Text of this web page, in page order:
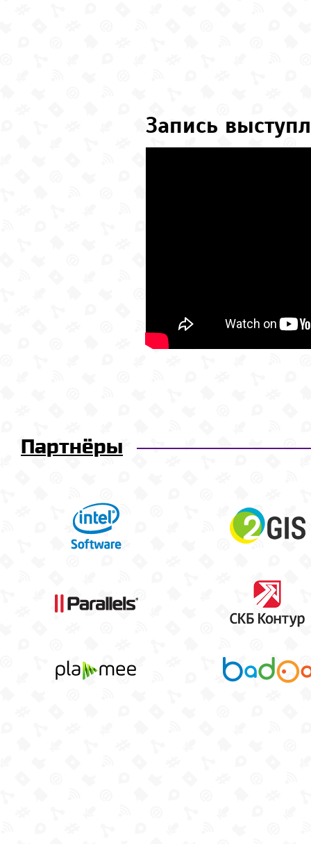
Запись
Партнёры